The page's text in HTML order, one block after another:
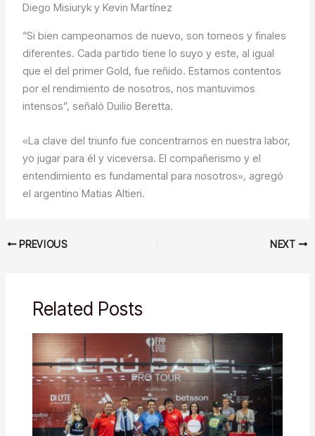
Diego Misiuryk y Kevin Martínez
“Si bien campeonamos de nuevo, son torneos y finales
diferentes. Cada partido tiene lo suyo y este, al igual
que el del primer Gold, fue reñido. Estamos contentos
por el rendimiento de nosotros, nos mantuvimos
intensos”, señaló Duilio Beretta.
«La clave del triunfo fue concentrarnos en nuestra labor,
yo jugar para él y viceversa. El compañerismo y el
entendimiento es fundamental para nosotros», agregó
el argentino Matias Altieri.
PREVIOUS NEXT
Related Posts